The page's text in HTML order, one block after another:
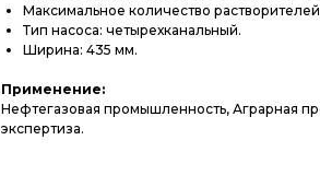
Максимальное количество
Тип насоса: четырехканальный.
Ширина: 435 мм.
Применение:
Нефтегазовая промышленность, Аграрная
экспертиза.